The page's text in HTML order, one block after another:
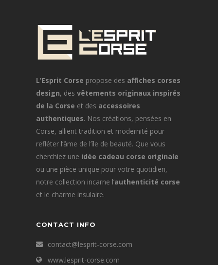
L’Esprit Corse propose des affiches corses
design, des vêtements originaux inspirés
de la Corse et des accessoires
authentiques. Nos créations, pensées en
Corse, allient tradition et modernité pour
refléter l’âme de l’île de beauté. Que vous
cherchiez une idée cadeau corse originale
ou une pièce unique pour votre quotidien,
notre collection incarne l’authenticité corse
et le charme insulaire.
CONTACT INFO
contact@lesprit-corse.com
www.lesprit-corse.com